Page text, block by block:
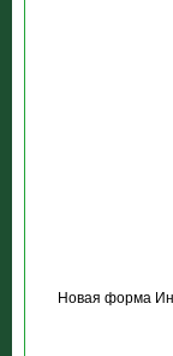
Новая форма